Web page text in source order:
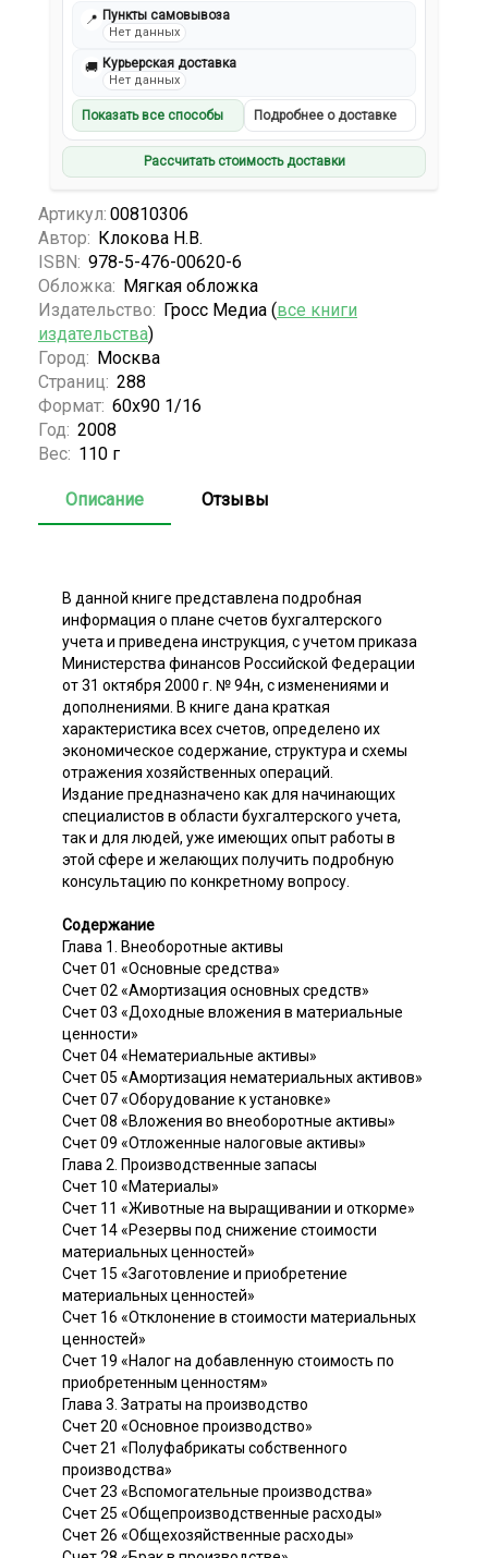
📍 Пункты самовывоза
Нет данных
🚚 Курьерская доставка
Нет данных
Показать все способы Подробнее о доставке
Рассчитать стоимость доставки
Артикул: 00810306
Автор: Клокова Н.В.
ISBN: 978-5-476-00620-6
Обложка: Мягкая обложка
Издательство: Гросс Медиа (все книги
издательства)
Город: Москва
Страниц: 288
Формат: 60х90 1/16
Год: 2008
Вес: 110 г
Описание Отзывы
В данной книге представлена подробная
информация о плане счетов бухгалтерского
учета и приведена инструкция, с учетом приказа
Министерства финансов Российской Федерации
от 31 октября 2000 г. № 94н, с изменениями и
дополнениями. В книге дана краткая
характеристика всех счетов, определено их
экономическое содержание, структура и схемы
отражения хозяйственных операций.
Издание предназначено как для начинающих
специалистов в области бухгалтерского учета,
так и для людей, уже имеющих опыт работы в
этой сфере и желающих получить подробную
консультацию по конкретному вопросу.
Содержание
Глава 1. Внеоборотные активы
Счет 01 «Основные средства»
Счет 02 «Амортизация основных средств»
Счет 03 «Доходные вложения в материальные
ценности»
Счет 04 «Нематериальные активы»
Счет 05 «Амортизация нематериальных активов»
Счет 07 «Оборудование к установке»
Счет 08 «Вложения во внеоборотные активы»
Счет 09 «Отложенные налоговые активы»
Глава 2. Производственные запасы
Счет 10 «Материалы»
Счет 11 «Животные на выращивании и откорме»
Счет 14 «Резервы под снижение стоимости
материальных ценностей»
Счет 15 «Заготовление и приобретение
материальных ценностей»
Счет 16 «Отклонение в стоимости материальных
ценностей»
Счет 19 «Налог на добавленную стоимость по
приобретенным ценностям»
Глава 3. Затраты на производство
Счет 20 «Основное производство»
Счет 21 «Полуфабрикаты собственного
производства»
Счет 23 «Вспомогательные производства»
Счет 25 «Общепроизводственные расходы»
Счет 26 «Общехозяйственные расходы»